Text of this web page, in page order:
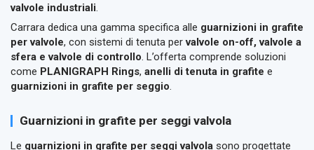
valvole industriali.
Carrara dedica una gamma specifica alle guarnizioni in grafite
per valvole, con sistemi di tenuta pervalvole on-off, valvole a
sfera e valvole di controllo. L’offerta comprende soluzioni
come PLANIGRAPH Rings, anelli di tenuta in grafite e
guarnizioni in grafite per seggio.
Guarnizioni in grafite per seggi valvola
Le guarnizioni in grafite per seggi valvola sono progettate